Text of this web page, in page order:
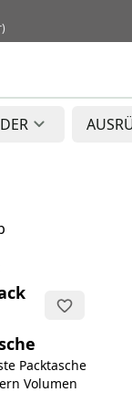
Packtasche
Volumen